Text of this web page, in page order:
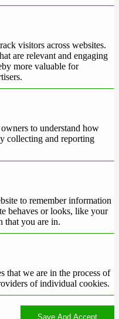
visitors across websites.
are relevant and engaging
more valuable for
to understand how
collecting and reporting
to remember information
behaves or looks, like your
that you are in.
that we are in the process of
of individual cookies.
Save And Accept